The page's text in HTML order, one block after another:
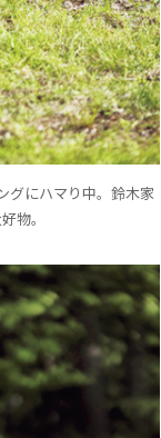
グにハマり中。鈴木家
物。